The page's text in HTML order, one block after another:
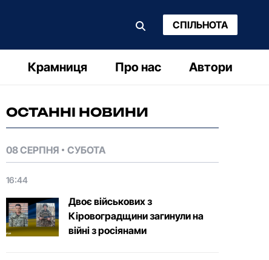
СПІЛЬНОТА
Крамниця Про нас Автори
ОСТАННІ НОВИНИ
08 СЕРПНЯ СУБОТА
16:44
Двоє військових з
Кіровоградщини загинули на
війні з росіянами